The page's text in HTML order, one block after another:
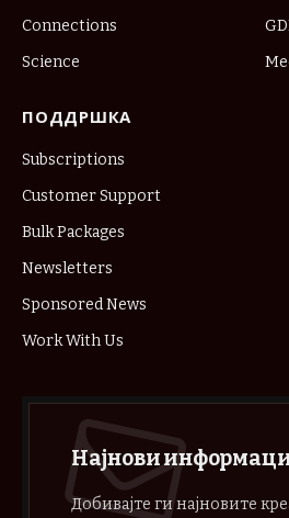
Connections
Science
ПОДДРШКА
Subscriptions
Customer Support
Bulk Packages
Newsletters
Sponsored News
Work With Us
Најнови
Добивајте ги најновите